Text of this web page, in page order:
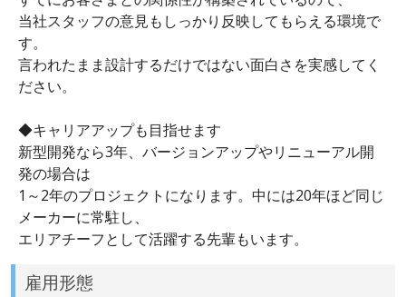
当社スタッフの意見もしっかり反映してもらえる環境で
す。
言われたまま設計するだけではない面白さを実感してく
ださい。
◆キャリアアップも目指せます
新型開発なら3年、バージョンアップやリニューアル開
発の場合は
1～2年のプロジェクトになります。中には20年ほど同じ
メーカーに常駐し、
エリアチーフとして活躍する先輩もいます。
雇用形態